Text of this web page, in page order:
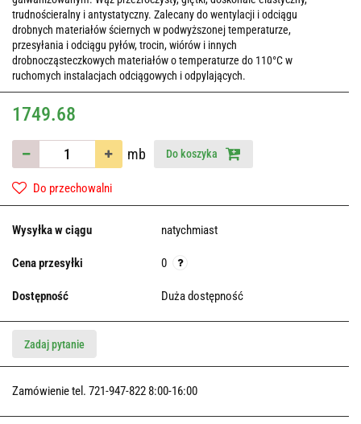
trudnościeralny i antystatyczny. Zalecany do wentylacji i odciągu
drobnych materiałów ściernych w podwyższonej temperaturze,
przesyłania i odciągu pyłów, trocin, wiórów i innych
drobnocząsteczkowych materiałów o temperaturze do 110°C w
ruchomych instalacjach odciągowych i odpylających.
1749.68
mb Do koszyka
Do przechowalni
Wysyłka w ciągu natychmiast
Cena przesyłki 0
Dostępność Duża dostępność
Zadaj pytanie
Zamówienie tel. 721-947-822 8:00-16:00